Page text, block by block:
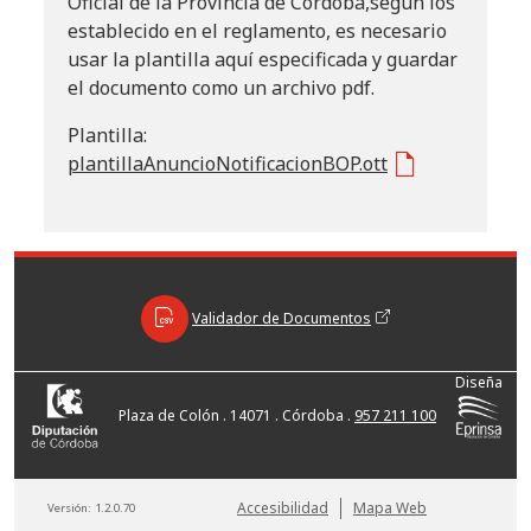
establecido en el reglamento, es necesario
usar la plantilla aquí especificada y guardar
el documento como un archivo pdf.
Plantilla:
plantillaAnuncioNotificacionBOP.ott
Plaza de Colón . 14071 . Córdoba . 957 211 100
Diseña
Validador de Documentos
Versión: 1.2.0.70 Accesibilidad Mapa Web